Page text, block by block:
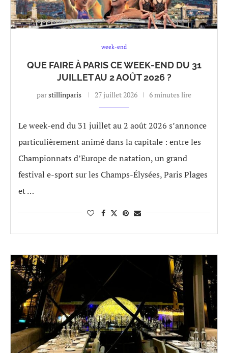
week-end
QUE FAIRE À PARIS CE WEEK-END DU 31
JUILLET AU 2 AOÛT 2026 ?
parstillinparis 27 juillet 2026 6 minutes lire
Le week-end du 31 juillet au 2 août 2026 s’annonce
particulièrement animé dans la capitale : entre les
Championnats d’Europe de natation, un grand
festival e-sport sur les Champs-Élysées, Paris Plages
et …